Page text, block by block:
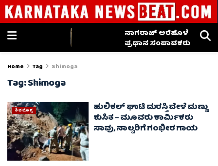
ನಾಗರಾಜ್ ಅರೆಹೊಳೆ
ಪ್ರಧಾನ ಸಂಪಾದಕರು
Home Tag Shimoga
Tag:Shimoga
ಶಿವಮೊಗ್ಗ ಹುಲಿಕಲ್ ಘಾಟಿ ದುರಸ್ತಿ ವೇಳೆ ಮಣ್ಣು
ಕುಸಿತ – ಮೂವರು ಕಾರ್ಮಿಕರು
ಸಾವು, ನಾಲ್ವರಿಗೆ ಗಂಭೀರ ಗಾಯ